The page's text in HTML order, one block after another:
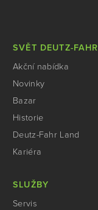
SVĚT DEUTZ-FAHR
Akční nabídka
Novinky
Bazar
Historie
Deutz-Fahr Land
Kariéra
SLUŽBY
Servis